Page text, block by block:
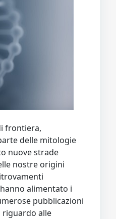
frontiera,
delle mitologie
nuove strade
nostre origini
alimentato i
pubblicazioni
riguardo alle